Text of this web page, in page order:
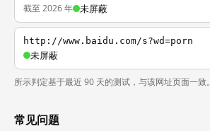
截至 2026 年 未屏蔽
http://www.baidu.com/s?wd=porn
未屏蔽
所示判定基于最近 90 天的测试，与该网址页面一致。
常见问题